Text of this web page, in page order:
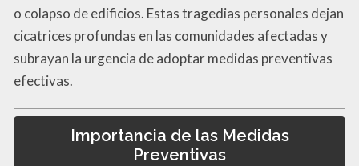
o colapso de edificios. Estas tragedias personales dejan
cicatrices profundas en las comunidades afectadas y
subrayan la urgencia de adoptar medidas preventivas
efectivas.
Importancia de las Medidas
Preventivas